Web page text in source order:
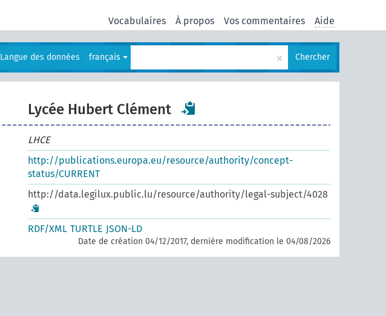
Vocabulaires À propos Vos commentaires Aide
Langue des données français × Chercher
Lycée Hubert Clément
LHCE
http://publications.europa.eu/resource/authority/concept-
status/CURRENT
http://data.legilux.public.lu/resource/authority/legal-subject/4028
RDF/XML TURTLE JSON-LD
Date de création 04/12/2017, dernière modification le 04/08/2026